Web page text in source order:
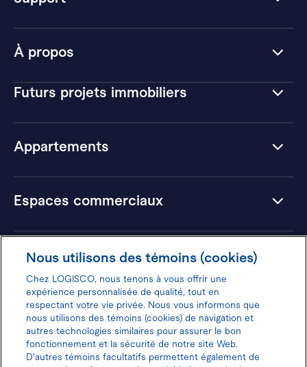
À propos
Futurs projets immobiliers
Appartements
Espaces commerciaux
Hôtels
Donnez votre avis pour gagner 100$
Nous utilisons des témoins (cookies)
Chez LOGISCO, nous tenons à vous offrir une
expérience personnalisée de qualité, tout en
respectant votre vie privée. Nous vous informons que
nous utilisons des témoins (cookies) de navigation et
autres technologies similaires pour assurer le bon
fonctionnement et la sécurité de notre site Web.
D'autres témoins facultatifs permettent également de